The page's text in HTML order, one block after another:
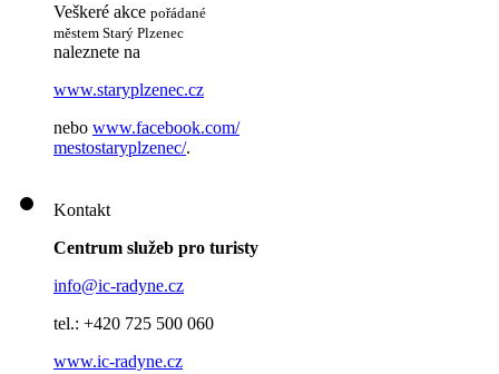
Veškeré akce pořádané
městem Starý Plzenec
naleznete na
www.staryplzenec.cz
nebo www.facebook.com/
mestostaryplzenec/.
Kontakt
Centrum služeb pro turisty
info@ic-radyne.cz
tel.: +420 725 500 060
www.ic-radyne.cz